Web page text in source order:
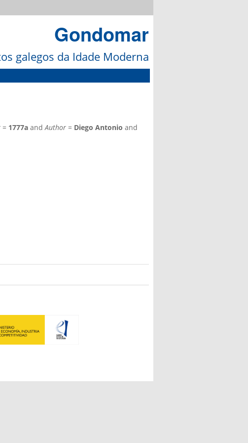
Gondomar
galegos da Idade Moderna
= 1777a and Author = Diego Antonio and